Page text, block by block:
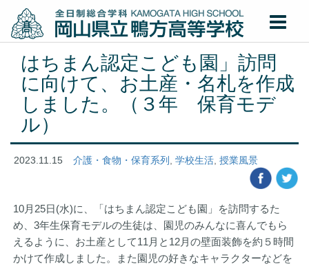
はちまん認定こども園」訪問
に向けて、お土産・名札を作成
しました。（３年 保育モデ
ル）
2023.11.15 介護・食物・保育系列 学校生活 授業風景
10月25日(水)に、「はちまん認定こども園」を訪問するた
め、3年生保育モデルの生徒は、園児のみんなに喜んでもら
えるように、お土産として11月と12月の壁面装飾を約５時間
かけて作成しました。また園児の好きなキャラクターなどを